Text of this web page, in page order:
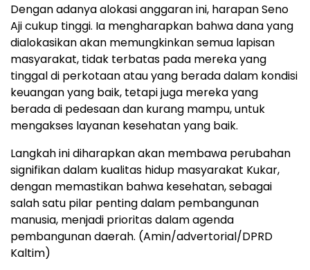
Dengan adanya alokasi anggaran ini, harapan Seno
Aji cukup tinggi. Ia mengharapkan bahwa dana yang
dialokasikan akan memungkinkan semua lapisan
masyarakat, tidak terbatas pada mereka yang
tinggal di perkotaan atau yang berada dalam kondisi
keuangan yang baik, tetapi juga mereka yang
berada di pedesaan dan kurang mampu, untuk
mengakses layanan kesehatan yang baik.
Langkah ini diharapkan akan membawa perubahan
signifikan dalam kualitas hidup masyarakat Kukar,
dengan memastikan bahwa kesehatan, sebagai
salah satu pilar penting dalam pembangunan
manusia, menjadi prioritas dalam agenda
pembangunan daerah. (Amin/advertorial/DPRD
Kaltim)